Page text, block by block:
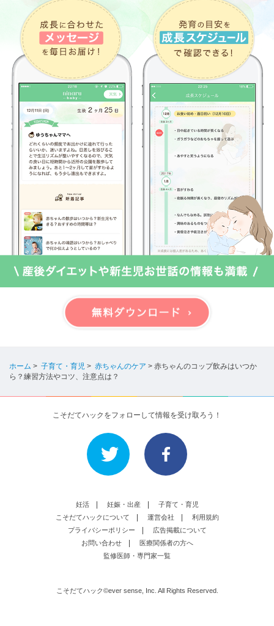
ホーム > 子育て・育児 > 赤ちゃんのケア > 赤ちゃんのコップ飲みはいつか
ら？練習方法やコツ、注意点は？
こそだてハックをフォローして情報を受け取ろう！
妊活 妊娠・出産
子育て・育児
こそだてハックについて
運営会社
利用規約
プライバシーポリシー
広告掲載について
お問い合わせ
医療関係者の方へ
監修医師・専門家一覧
こそだてハック©ever sense, Inc. All Rights Reserved.